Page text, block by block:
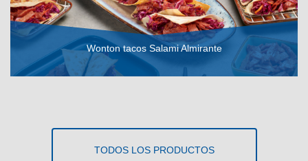
Wonton tacos Salami Almirante
TODOS LOS PRODUCTOS